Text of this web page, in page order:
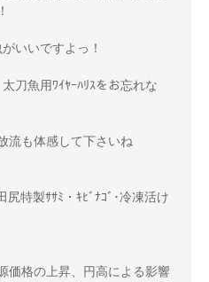
いいですよっ！
刀魚用ﾜｲﾔｰﾊﾘｽをお忘れな
流も体感して下さいね
特製ｻｻﾐ・ｷﾋﾞﾅｺﾞ･冷凍活け
価格の上昇、円高による影響